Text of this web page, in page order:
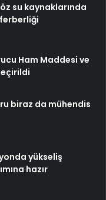
su kaynaklarında
Ham Maddesi ve
biraz da mühendis
yükseliş
hazır